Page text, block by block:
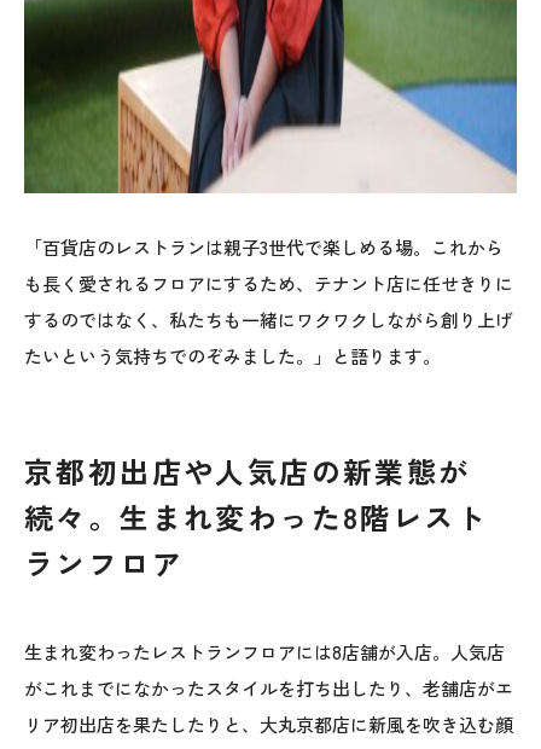
「百貨店のレストランは親子3世代で楽しめる場。これから
も長く愛されるフロアにするため、テナント店に任せきりに
するのではなく、私たちも一緒にワクワクしながら創り上げ
たいという気持ちでのぞみました。」と語ります。
京都初出店や人気店の新業態が
続々。生まれ変わった8階レスト
ランフロア
生まれ変わったレストランフロアには8店舗が入店。人気店
がこれまでになかったスタイルを打ち出したり、老舗店がエ
リア初出店を果たしたりと、大丸京都店に新風を吹き込む顔